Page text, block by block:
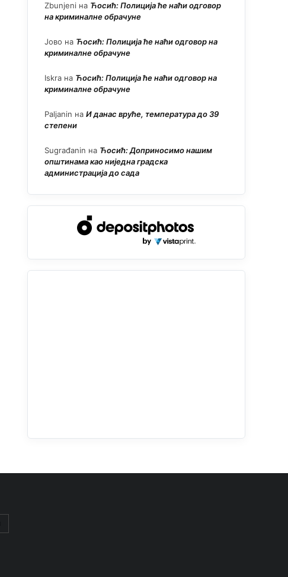
Zbunjeni на Ћосић: Полиција ће наћи одговор
на криминалне обрачуне
Јово на Ћосић: Полиција ће наћи одговор на
криминалне обрачуне
Iskra на Ћосић: Полиција ће наћи одговор на
криминалне обрачуне
Paljanin на И данас вруће, температура до 39
степени
Sugrađanin на Ћосић: Доприносимо нашим
општинама као ниједна градска
администрација до сада